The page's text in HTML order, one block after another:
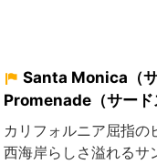
Santa Monica（
Promenade（サード
カリフォルニア屈指の
西海岸らしさ溢れるサ